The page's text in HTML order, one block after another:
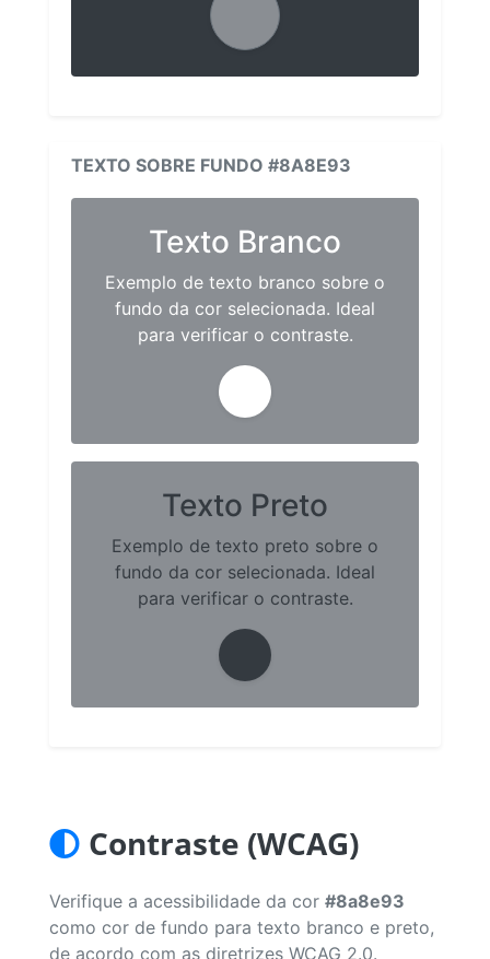
TEXTO SOBRE FUNDO #8A8E93
Texto Branco
Exemplo de texto branco sobre o
fundo da cor selecionada. Ideal
para verificar o contraste.
Texto Preto
Exemplo de texto preto sobre o
fundo da cor selecionada. Ideal
para verificar o contraste.
Contraste (WCAG)
Verifique a acessibilidade da cor #8a8e93
como cor de fundo para texto branco e preto,
de acordo com as diretrizes WCAG 2.0.